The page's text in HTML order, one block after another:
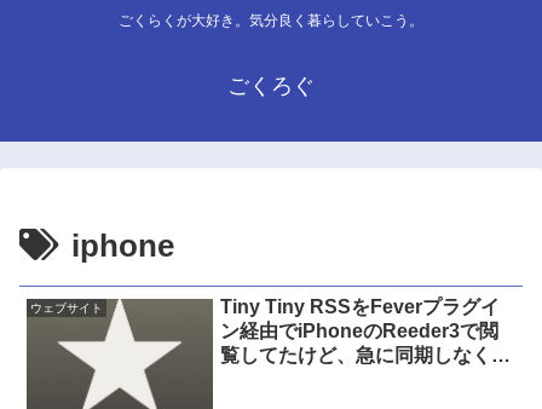
ごくらくが大好き。気分良く暮らしていこう。
ごくろぐ
iphone
ウェブサイト
Tiny Tiny RSSをFeverプラグイ
ン経由でiPhoneのReeder3で閲
覧してたけど、急に同期しなくな